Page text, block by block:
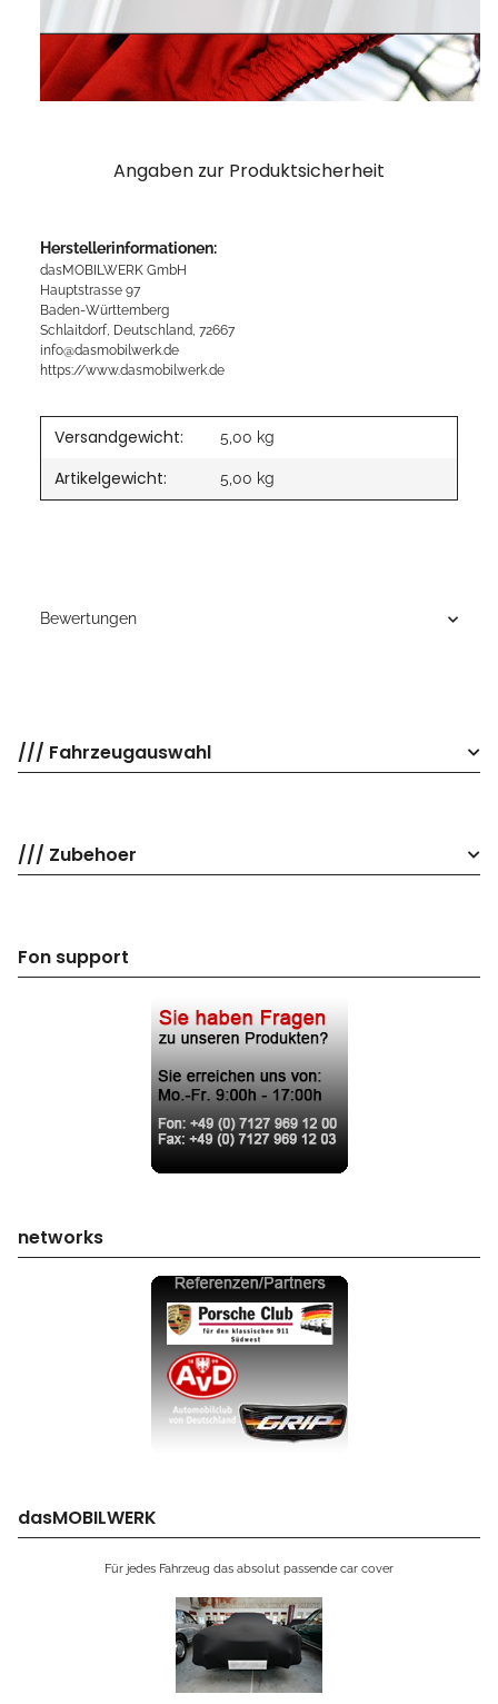
Angaben zur Produktsicherheit
Herstellerinformationen:
dasMOBILWERK GmbH
Hauptstrasse 97
Baden-Württemberg
Schlaitdorf, Deutschland, 72667
info@dasmobilwerk.de
https://www.dasmobilwerk.de
Versandgewicht: 5,00 kg
Artikelgewicht: 5,00 kg
Bewertungen
/// Fahrzeugauswahl
/// Zubehoer
Fon support
networks
dasMOBILWERK
Für jedes Fahrzeug das absolut passende car cover